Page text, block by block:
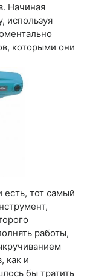
Начиная
используя
которыми они
есть, тот самый
работы,
как и
бы тратить